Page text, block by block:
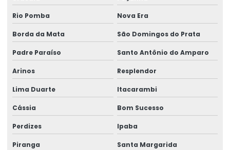
Perícia trabalhista empresarial
Perícia trabalhista insalubridade
Perícia trabalhista periculosidade
Perícia trabalhista e previdenciária
Perícias clínicas
Perícias médicas e de engenharia
Rio Pomba Nova Era
Borda da Mata São Domingos do Prata
Padre Paraíso Santo Antônio do Amparo
Arinos Resplendor
Lima Duarte Itacarambi
Cássia Bom Sucesso
Perdizes Ipaba
Piranga Santa Margarida